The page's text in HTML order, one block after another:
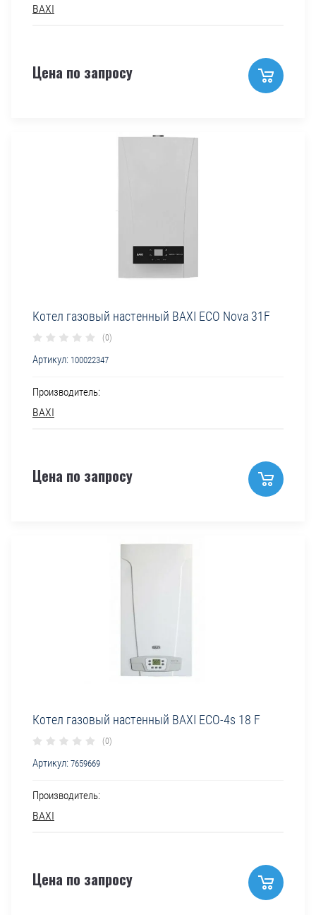
BAXI
Цена по запросу
Котел газовый настенный BAXI ECO Nova 31F
(0)
Артикул: 100022347
Производитель:
BAXI
Цена по запросу
Котел газовый настенный BAXI ECO-4s 18 F
(0)
Артикул: 7659669
Производитель:
BAXI
Цена по запросу